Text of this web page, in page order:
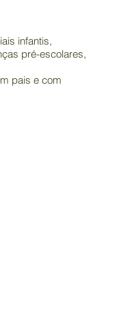
infantis,
pré-escolares,
pais e com